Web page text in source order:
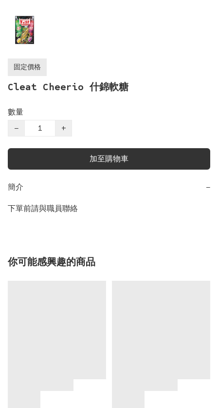
固定價格
Cleat Cheerio 什錦軟糖
數量
−
+
加至購物車
簡介 −
下單前請與職員聯絡
你可能感興趣的商品